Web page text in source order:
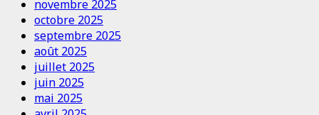
novembre 2025
octobre 2025
septembre 2025
août 2025
juillet 2025
juin 2025
mai 2025